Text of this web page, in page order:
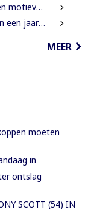
DSB-belang
7,3% hoger
MEER
moeten
in
ontslag
SCOTT (54) IN